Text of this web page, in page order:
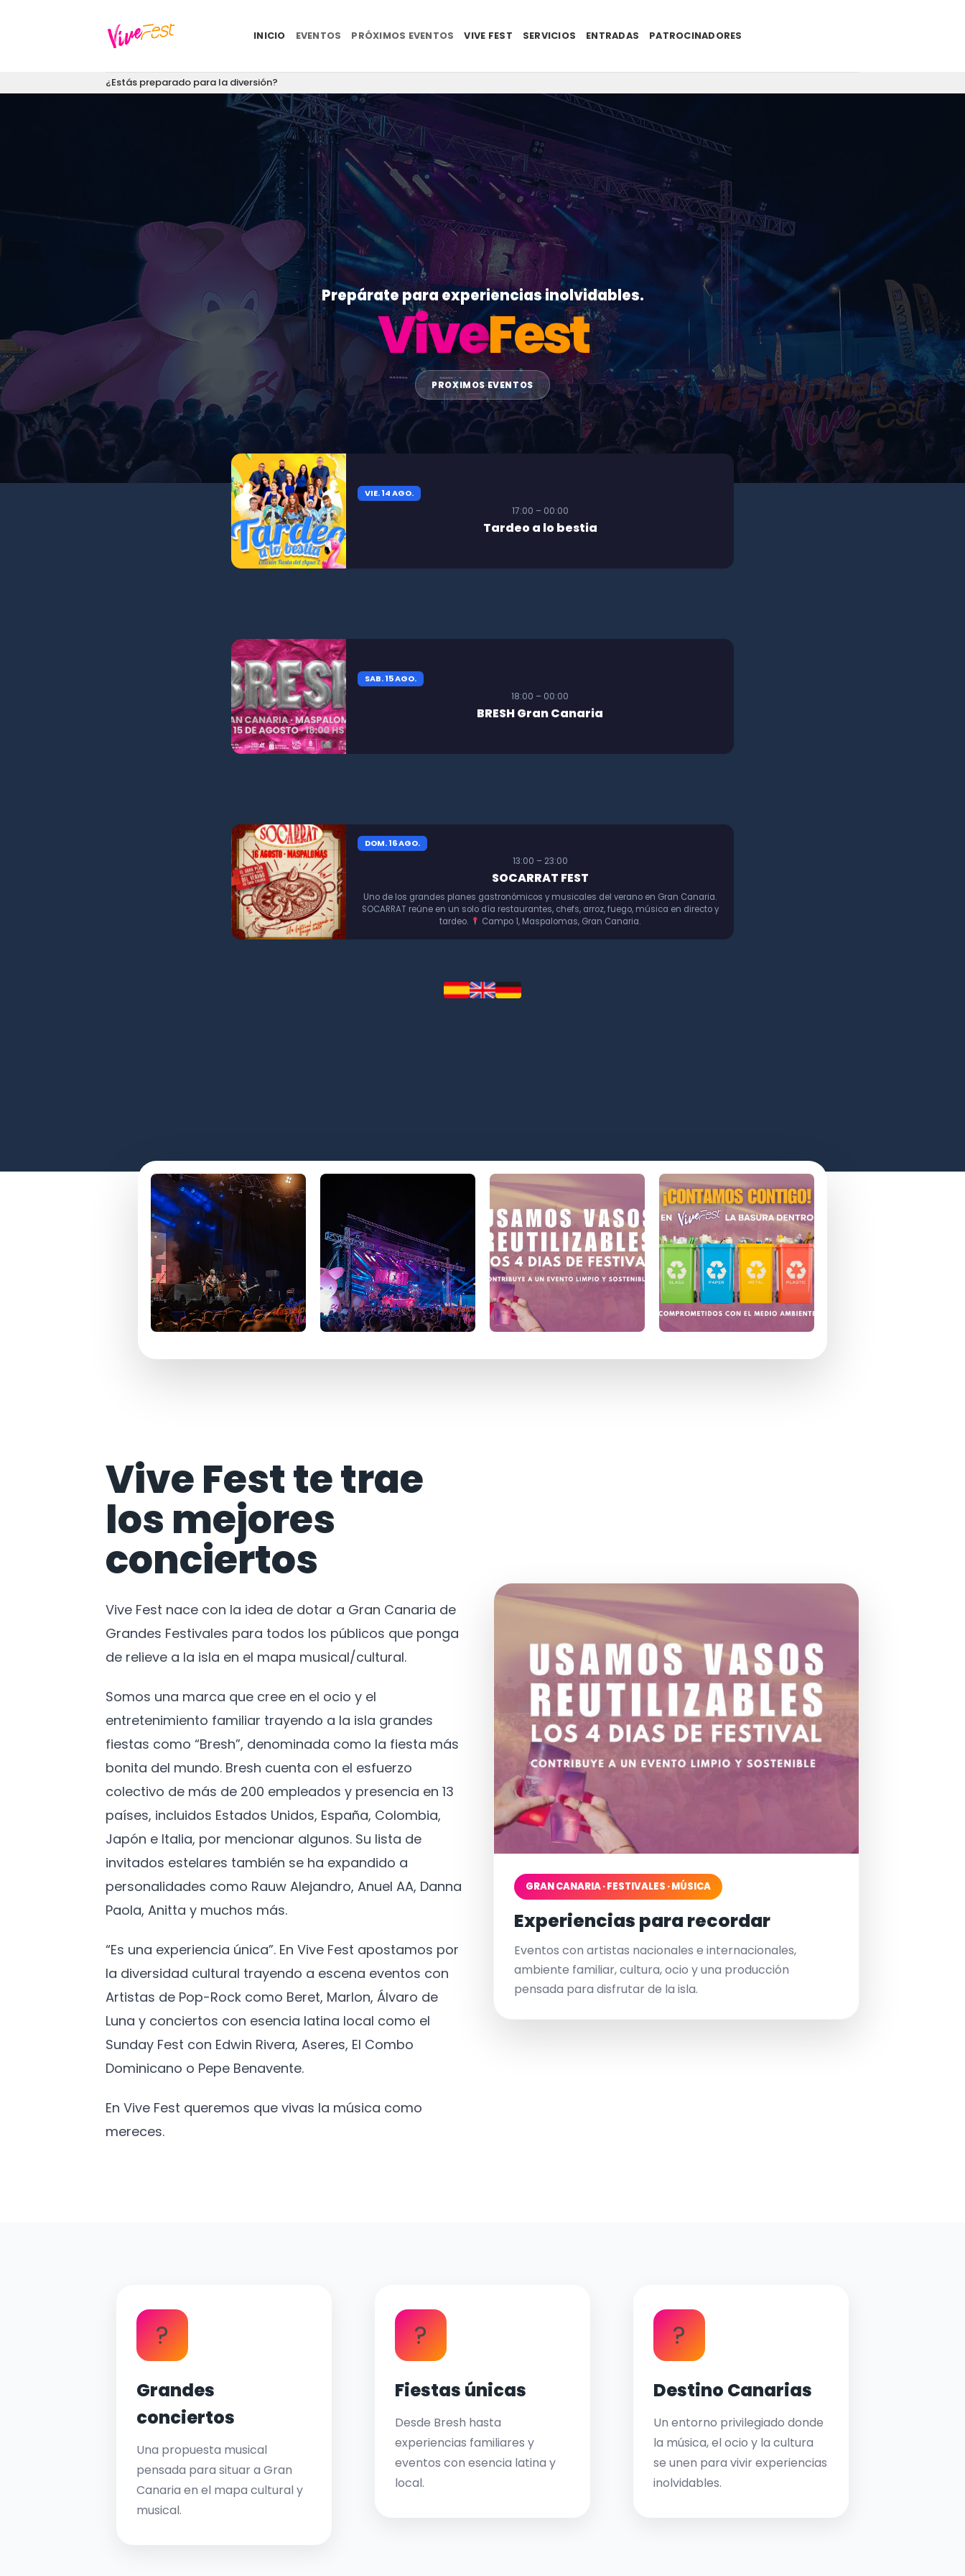
INICIO EVENTOS PRÓXIMOS EVENTOS VIVE FEST SERVICIOS ENTRADAS PATROCINADORES
¿Estás preparado para la diversión?
Prepárate para experiencias inolvidables.
ViveFest
PROXIMOS EVENTOS
VIE. 14 AGO.
17:00 – 00:00
Tardeo a lo bestia
SAB. 15 AGO.
18:00 – 00:00
BRESH Gran Canaria
DOM. 16 AGO.
13:00 – 23:00
SOCARRAT FEST
Uno de los grandes planes gastronómicos y musicales del verano en Gran Canaria.
SOCARRAT reúne en un solo día restaurantes, chefs, arroz, fuego, música en directo y
tardeo.
Campo 1, Maspalomas, Gran Canaria.
Vive Fest te trae
los mejores
conciertos
Vive Fest nace con la idea de dotar a Gran Canaria de
Grandes Festivales para todos los públicos que ponga
de relieve a la isla en el mapa musical/cultural.
Somos una marca que cree en el ocio y el
entretenimiento familiar trayendo a la isla grandes
fiestas como “Bresh”, denominada como la fiesta más
bonita del mundo. Bresh cuenta con el esfuerzo
colectivo de más de 200 empleados y presencia en 13
países, incluidos Estados Unidos, España, Colombia,
Japón e Italia, por mencionar algunos. Su lista de
invitados estelares también se ha expandido a
personalidades como Rauw Alejandro, Anuel AA, Danna
Paola, Anitta y muchos más.
“Es una experiencia única”. En Vive Fest apostamos por
la diversidad cultural trayendo a escena eventos con
Artistas de Pop-Rock como Beret, Marlon, Álvaro de
Luna y conciertos con esencia latina local como el
Sunday Fest con Edwin Rivera, Aseres, El Combo
Dominicano o Pepe Benavente.
En Vive Fest queremos que vivas la música como
mereces.
GRAN CANARIA · FESTIVALES · MÚSICA
Experiencias para recordar
Eventos con artistas nacionales e internacionales,
ambiente familiar, cultura, ocio y una producción
pensada para disfrutar de la isla.
?
Grandes
conciertos
Una propuesta musical
pensada para situar a Gran
Canaria en el mapa cultural y
musical.
?
Fiestas únicas
Desde Bresh hasta
experiencias familiares y
eventos con esencia latina y
local.
?
Destino Canarias
Un entorno privilegiado donde
la música, el ocio y la cultura
se unen para vivir experiencias
inolvidables.